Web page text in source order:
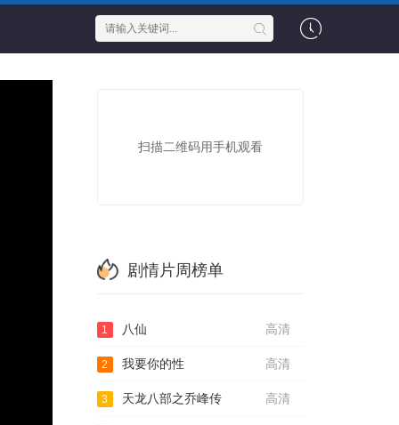
扫描二维码用手机观看
剧情片周榜单
高清
1 八仙
高清
2 我要你的性
高清
3 天龙八部之乔峰传